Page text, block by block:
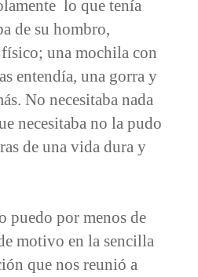
lo que tenía
de su hombro,
una mochila con
entendía, una gorra y
No necesitaba nada
necesitaba no la pudo
de una vida dura y
puedo por menos de
motivo en la sencilla
que nos reunió a